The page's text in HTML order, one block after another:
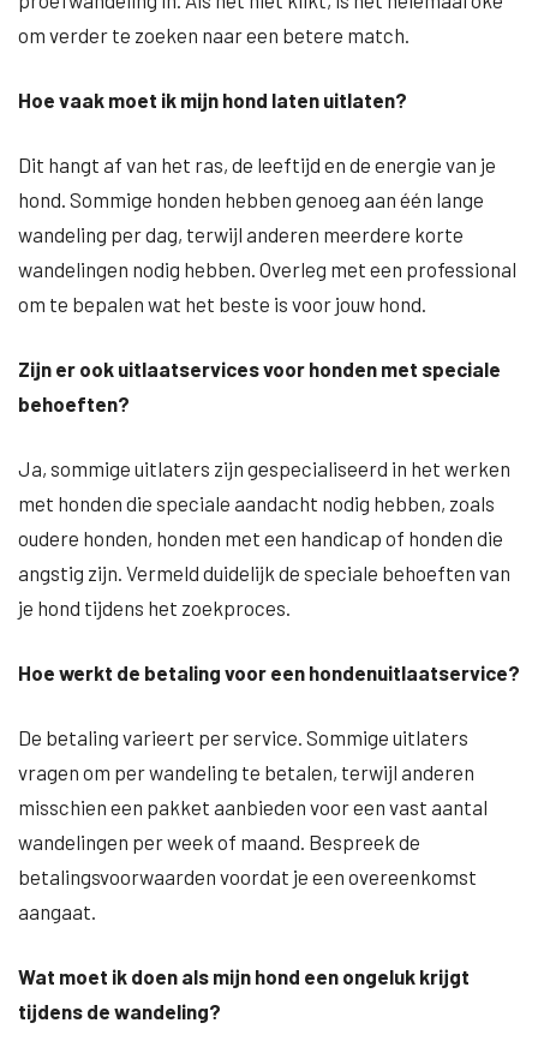
om verder te zoeken naar een betere match.
Hoe vaak moet ik mijn hond laten uitlaten?
Dit hangt af van het ras, de leeftijd en de energie van je
hond. Sommige honden hebben genoeg aan één lange
wandeling per dag, terwijl anderen meerdere korte
wandelingen nodig hebben. Overleg met een professional
om te bepalen wat het beste is voor jouw hond.
Zijn er ook uitlaatservices voor honden met speciale
behoeften?
Ja, sommige uitlaters zijn gespecialiseerd in het werken
met honden die speciale aandacht nodig hebben, zoals
oudere honden, honden met een handicap of honden die
angstig zijn. Vermeld duidelijk de speciale behoeften van
je hond tijdens het zoekproces.
Hoe werkt de betaling voor een hondenuitlaatservice?
De betaling varieert per service. Sommige uitlaters
vragen om per wandeling te betalen, terwijl anderen
misschien een pakket aanbieden voor een vast aantal
wandelingen per week of maand. Bespreek de
betalingsvoorwaarden voordat je een overeenkomst
aangaat.
Wat moet ik doen als mijn hond een ongeluk krijgt
tijdens de wandeling?